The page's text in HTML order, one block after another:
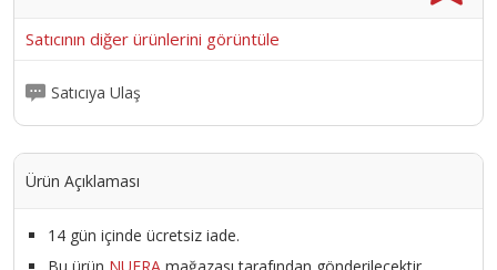
Satıcının diğer ürünlerini görüntüle
Satıcıya Ulaş
Ürün Açıklaması
14 gün içinde ücretsiz iade.